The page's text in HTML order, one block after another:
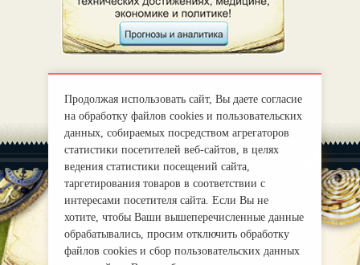
О нас
Правила
mirprognoz@mail.ru
Продолжая использовать сайт, Вы даете согласие
на обработку файлов cookies и пользовательских
данных, собираемых посредством агрегаторов
статистики посетителей веб-сайтов, в целях
ведения статистики посещений сайта,
таргетирования товаров в соответствии с
интересами посетителя сайта. Если Вы не
хотите, чтобы Ваши вышеперечисленные данные
обрабатывались, просим отключить обработку
файлов cookies и сбор пользовательских данных